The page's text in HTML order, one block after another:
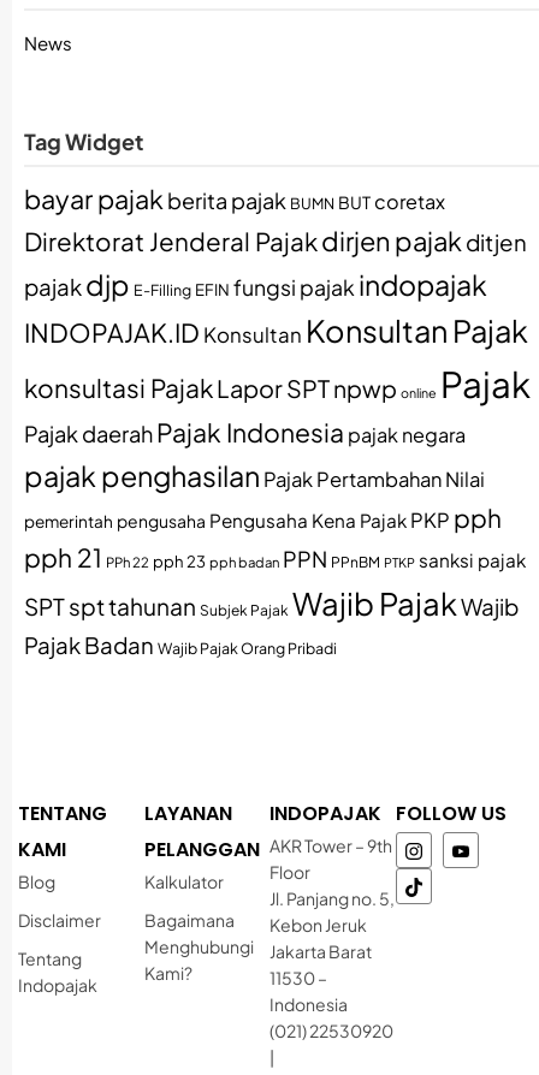
News
Tag Widget
bayar pajak berita pajak BUMN BUT coretax
Direktorat Jenderal Pajakdirjen pajak ditjen
pajakdjp E-Filling EFIN fungsi pajak indopajak
INDOPAJAK.ID Konsultan Konsultan Pajak
konsultasi PajakLapor SPTnpwp online Pajak
Pajak daerahPajak Indonesia pajak negara
pajak penghasilan Pajak Pertambahan Nilai
pemerintah pengusaha Pengusaha Kena Pajak PKP pph
pph 21 PPh 22 pph 23 pph badan PPN PPnBM PTKP sanksi pajak
SPTspt tahunan Subjek Pajak Wajib PajakWajib
Pajak Badan Wajib Pajak Orang Pribadi
TENTANG
KAMI
Blog
Disclaimer
Tentang
Indopajak
LAYANAN
PELANGGAN
Kalkulator
Bagaimana
Menghubungi
Kami?
INDOPAJAK
AKR Tower – 9th
Floor
Jl. Panjang no. 5,
Kebon Jeruk
Jakarta Barat
11530 –
Indonesia
(021) 22530920
|
FOLLOW US